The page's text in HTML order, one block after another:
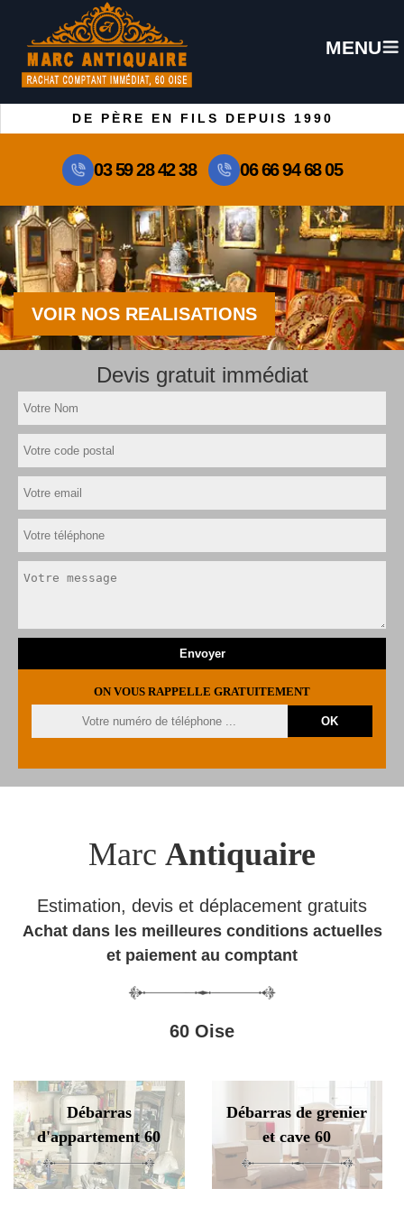
MENU
DE PÈRE EN FILS DEPUIS 1990
03 59 28 42 38 06 66 94 68 05
VOIR NOS REALISATIONS
Devis gratuit immédiat
ON VOUS RAPPELLE GRATUITEMENT
Marc Antiquaire
Estimation, devis et déplacement gratuits
Achat dans les meilleures conditions actuelles
et paiement au comptant
60 Oise
Débarras
d'appartement 60
Débarras de grenier
et cave 60